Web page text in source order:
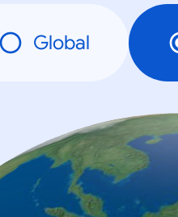
Global